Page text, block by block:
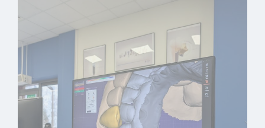
współpracy
Historia i
technologia
Nasz zespół
Oferta